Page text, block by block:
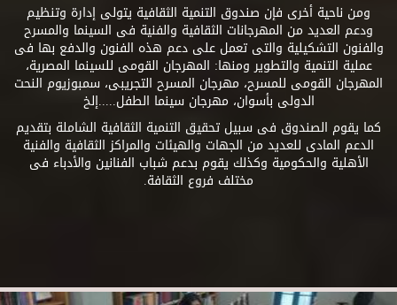
ومن ناحية أخرى فإن صندوق التنمية الثقافية يتولى إدارة وتنظيم
ودعم العديد من المهرجانات الثقافية والفنية فى السينما والمسرح
والفنون التشكيلية والتى تعمل على دعم هذه الفنون والدفع بها فى
عملية التنمية والتطوير ومنها: المهرجان القومى للسينما المصرية،
المهرجان القومى للمسرح، مهرجان المسرح التجريبى، سمبوزيوم النحت
الدولى بأسوان، مهرجان سينما الطفل.....إلخ
كما يقوم الصندوق فى سبيل تحقيق التنمية الثقافية الشاملة بتقديم
الدعم المادى للعديد من الجهات والهيئات والمراكز الثقافية والفنية
الأهلية والحكومية وكذلك يقوم بدعم شباب الفنانين والأدباء فى
مختلف فروع الثقافة.